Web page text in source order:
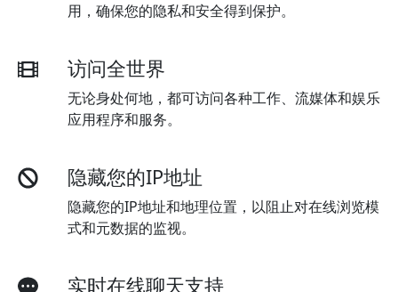
用，确保您的隐私和安全得到保护。
访问全世界
无论身处何地，都可访问各种工作、流媒体和娱乐
应用程序和服务。
隐藏您的IP地址
隐藏您的IP地址和地理位置，以阻止对在线浏览模
式和元数据的监视。
实时在线聊天支持